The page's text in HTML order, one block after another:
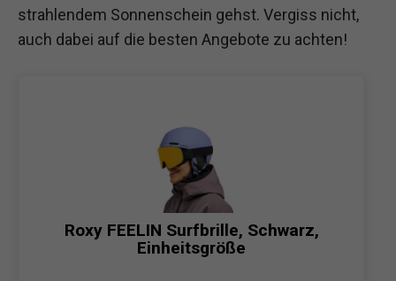
strahlendem Sonnenschein gehst. Vergiss nicht,
auch dabei auf die besten Angebote zu achten!
Roxy FEELIN Surfbrille, Schwarz,
Einheitsgröße